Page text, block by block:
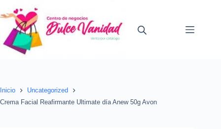
al
contenido
Inicio
Uncategorized
Crema Facial Reafirmante Ultimate día Anew 50g Avon